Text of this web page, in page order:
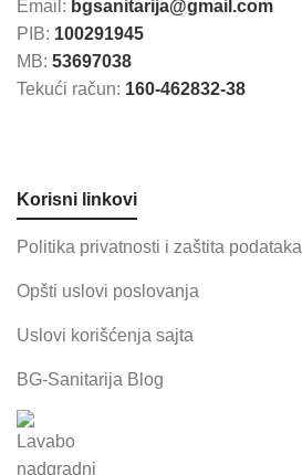
Email: bgsanitarija@gmail.com
PIB: 100291945
MB: 53697038
Tekući račun: 160-462832-38
Korisni linkovi
Politika privatnosti i zaštita podataka
Opšti uslovi poslovanja
Uslovi korišćenja sajta
BG-Sanitarija Blog